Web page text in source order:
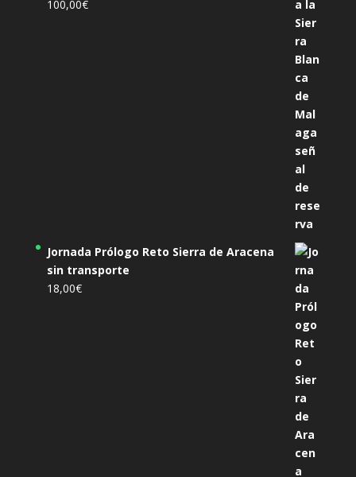
100,00€
Jornada Prólogo Reto Sierra de Aracena
sin transporte
18,00€